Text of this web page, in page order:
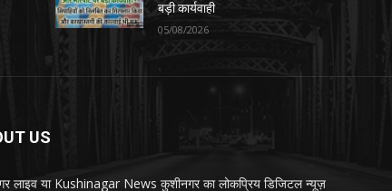
बड़ी कार्यवाही
05/08/2026
US
लाइव या Kushinagar News कुशीनगर का लोकप्रिय डिजिटल न्यूज़